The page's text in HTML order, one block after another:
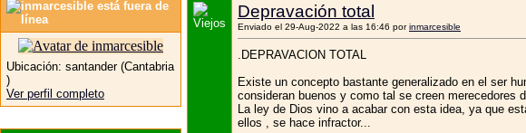
Depravación total
Enviado el 29-Aug-2022 a las 16:46 porinmarcesible
.DEPRAVACION TOTAL
Existe un concepto bastante generalizado en el ser
consideran buenos y como tal se creen merecedores
La ley de Dios vino a acabar con esta idea, ya que
ellos , se hace infractor...
Ubicación: santander (Cantabria
)
Ver perfil completo